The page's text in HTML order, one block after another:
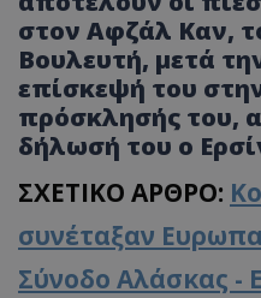
στον Αφζάλ Καν,
Βουλευτή, μετά
επίσκεψή του
πρόσκλησής του,
δήλωσή του ο
ΣΧΕΤΙΚΟ ΑΡΘΡΟ:
συνέταξαν
Σύνοδο Αλάσκας -